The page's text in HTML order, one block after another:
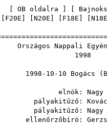
OB oldalra
F20E N20E F18E N18E
Nappali
10